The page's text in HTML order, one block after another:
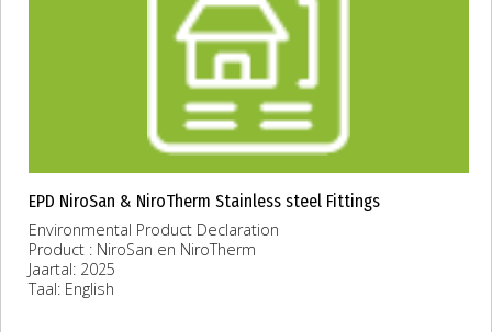
EPD NiroSan & NiroTherm Stainless steel Fittings
Environmental Product Declaration
Product : NiroSan en NiroTherm
Jaartal: 2025
Taal: English